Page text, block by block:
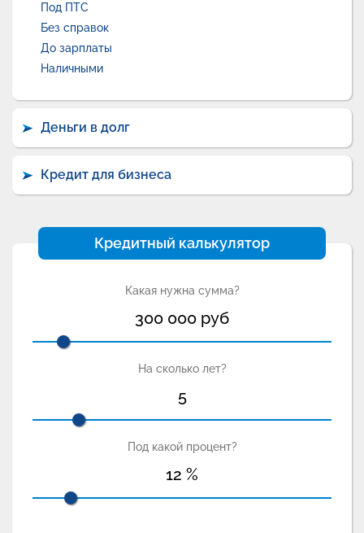
Под ПТС
Без справок
До зарплаты
Наличными
Деньги в долг
Кредит для бизнеса
Кредитный калькулятор
Какая нужна сумма?
300 000 руб
На сколько лет?
5
Под какой процент?
12 %